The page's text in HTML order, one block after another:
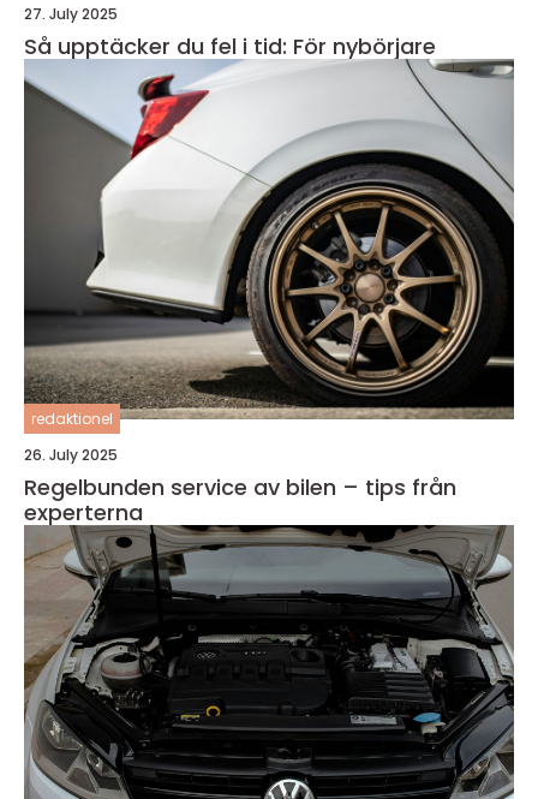
27. July 2025
Så upptäcker du fel i tid: För nybörjare
redaktionel
26. July 2025
Regelbunden service av bilen – tips från
experterna